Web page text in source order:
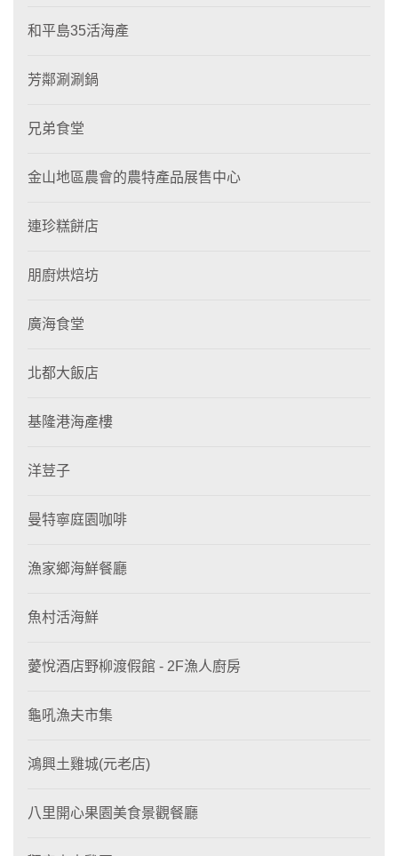
和平島35活海產
芳鄰涮涮鍋
兄弟食堂
金山地區農會的農特產品展售中心
連珍糕餅店
朋廚烘焙坊
廣海食堂
北都大飯店
基隆港海產樓
洋荳子
曼特寧庭園咖啡
漁家鄉海鮮餐廳
魚村活海鮮
薆悅酒店野柳渡假館 - 2F漁人廚房
龜吼漁夫市集
鴻興土雞城(元老店)
八里開心果園美食景觀餐廳